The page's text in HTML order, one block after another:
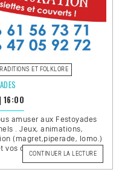
TRADITIONS ET FOLKLORE
| 16:00
amuser aux Festoyades
. Jeux, animations,
(magret,piperade, lomo.)
vos couverts. – Entrée libre
CONTINUER LA LECTUREDE